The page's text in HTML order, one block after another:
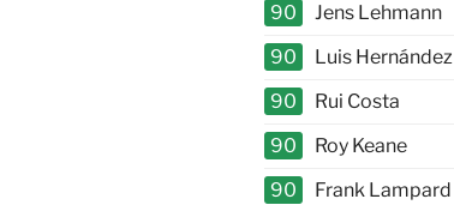
90
Jens Lehmann
90
Luis Hernández
90
Rui Costa
90
Roy Keane
90
Frank Lampard